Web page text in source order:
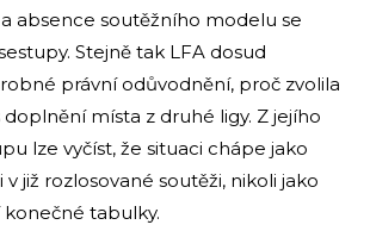
absence soutěžního modelu se
Stejně tak LFA dosud
právní odůvodnění, proč zvolila
místa z druhé ligy. Z jejího
lze vyčíst, že situaci chápe jako
již rozlosované soutěži, nikoli jako
tabulky.